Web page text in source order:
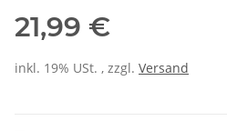
21,99 €
inkl. 19% USt. , zzgl. Versand